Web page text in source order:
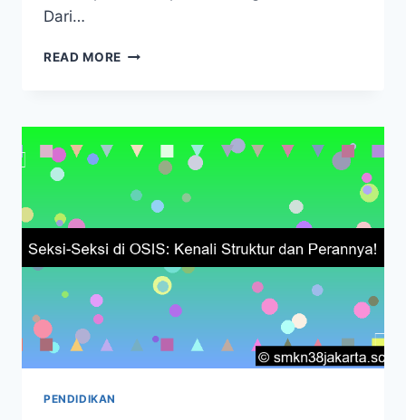
Dari…
READ MORE APA
LENGKAP
DENGAN
CONTOH-
PENDIDIKAN